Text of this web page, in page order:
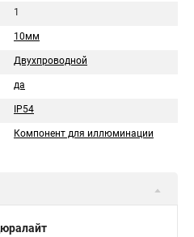
1
10мм
Двухпроводной
да
IP54
Компонент для иллюминации